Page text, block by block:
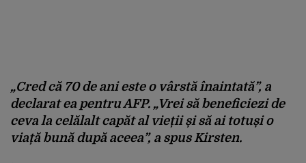
„Cred că 70 de ani este o vârstă înaintată”, a
declarat ea pentru AFP. „Vrei să beneficiezi de
ceva la celălalt capăt al vieții și să ai totuși o
viață bună după aceea”, a spus Kirsten.